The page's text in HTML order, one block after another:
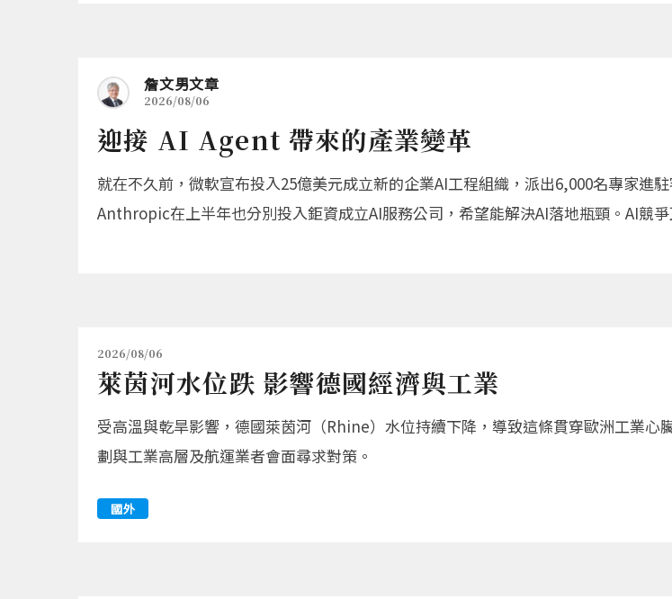
詹文男文章
2026/08/06
迎接 AI Agent 帶來的產業變革
就在不久前，微軟宣布投入25億美元成立新的企業AI工程組織，派出6,000名專家進
Anthropic在上半年也分別投入鉅資成立AI服務公司，希望能解決AI落地瓶頸。AI競
2026/08/06
萊茵河水位跌 影響德國經濟與工業
受高溫與乾旱影響，德國萊茵河（Rhine）水位持續下降，導致這條貫穿歐洲工業
劃與工業高層及航運業者會面尋求對策。
國外